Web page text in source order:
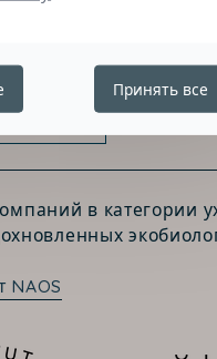
в категории
NAOS
Принять все